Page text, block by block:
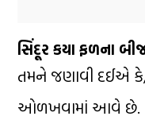
સિંદૂર કયા ફળના
તમને જણાવી દઈએ કે,
ઓળખવામાં આવે છે.